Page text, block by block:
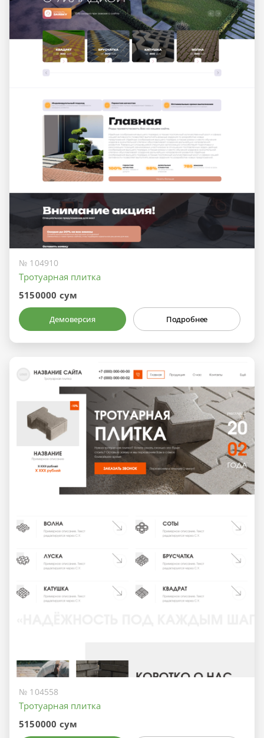
№ 104910
Тротуарная плитка
5150000 сум
Демоверсия Подробнее
№ 104558
Тротуарная плитка
5150000 сум